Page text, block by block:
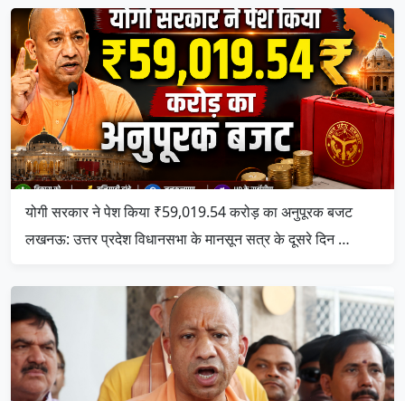
योगी सरकार ने पेश किया ₹59,019.54 करोड़ का अनुपूरक बजट
लखनऊ: उत्तर प्रदेश विधानसभा के मानसून सत्र के दूसरे दिन …